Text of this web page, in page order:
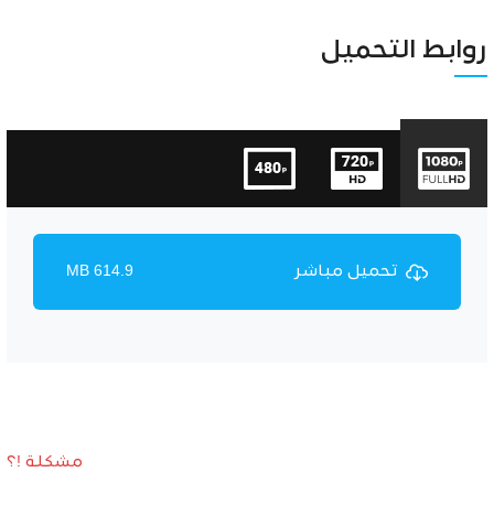
Unmute Settings
روابط التحميل
تحميل مباشر 614.9 MB
مشكلة !؟